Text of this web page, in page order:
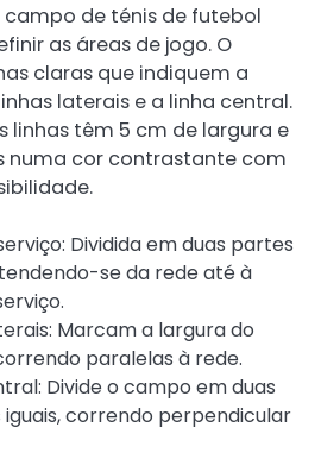
de ténis de futebol
as áreas de jogo. O
claras que indiquem a
laterais e a linha central.
linhas têm 5 cm de largura e
numa cor contrastante com
Dividida em duas partes
se da rede até à
Marcam a largura do
paralelas à rede.
Divide o campo em duas
correndo perpendicular